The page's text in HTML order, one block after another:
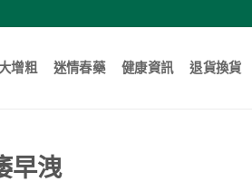
增粗 迷情春藥 健康資訊 退貨換貨
早洩